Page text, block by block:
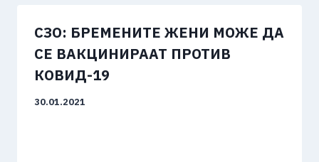
СЗО: БРЕМЕНИТЕ ЖЕНИ МОЖЕ ДА
СЕ ВАКЦИНИРААТ ПРОТИВ
КОВИД-19
30.01.2021